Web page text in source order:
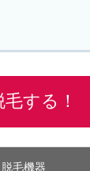
する！
脱毛機器